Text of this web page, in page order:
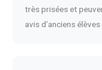
très prisées et
avis d’anciens